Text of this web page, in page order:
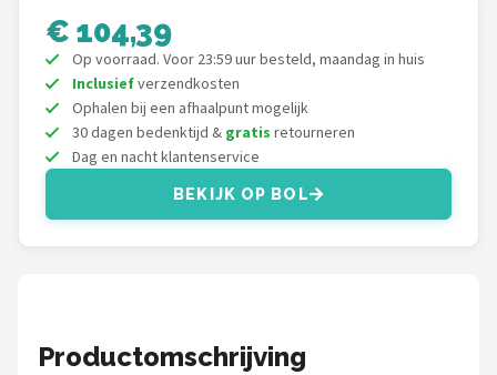
Gimeg
Campingaz
Benson
€ 104,39
Op voorraad. Voor 23:59 uur besteld, maandag in huis
Inclusiefverzendkosten
Ophalen bij een afhaalpunt mogelijk
30 dagen bedenktijd & gratis retourneren
Dag en nacht klantenservice
BEKIJK OP BOL
Productomschrijving